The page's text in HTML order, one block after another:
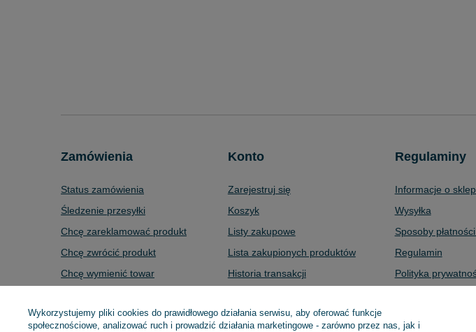
Zamówienia
Status zamówienia
Śledzenie przesyłki
Chcę zareklamować produkt
Chcę zwrócić produkt
Chcę wymienić towar
Konto
Zarejestruj się
Koszyk
Listy zakupowe
Lista zakupionych produktów
Historia transakcji
Newsletter
Regulaminy
Informacje o
Wysyłka
Sposoby
Regulamin
Polityka
Wykorzystujemy pliki cookies do prawidłowego działania serwisu, aby oferować funkcje
społecznościowe, analizować ruch i prowadzić działania marketingowe - zarówno przez nas, jak i